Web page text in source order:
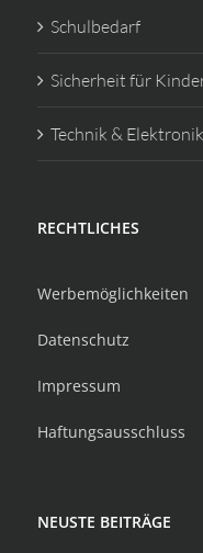
Schulbedarf
Sicherheit für
Technik & Elektronik
RECHTLICHES
Werbemöglichkeiten
Datenschutz
Impressum
Haftungsausschluss
NEUSTE BEITRÄGE